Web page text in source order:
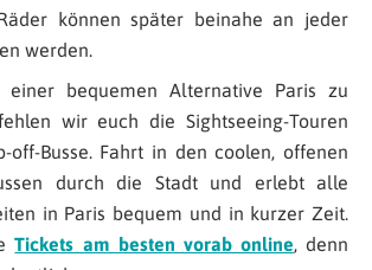
können später beinahe an jeder
werden.
bequemen Alternative Paris zu
wir euch die Sightseeing-Touren
off-Busse. Fahrt in den coolen, offenen
durch die Stadt und erlebt alle
in Paris bequem und in kurzer Zeit.
Tickets am besten vorab online, denn